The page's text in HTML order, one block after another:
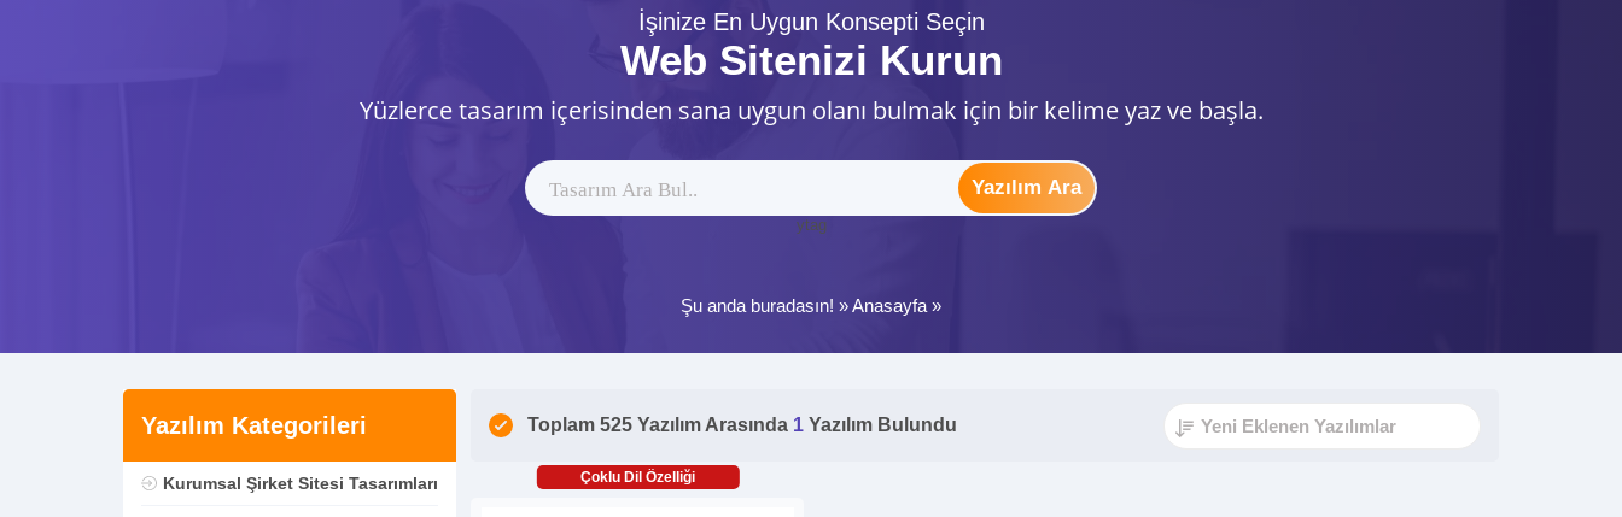
İşinize En Uygun Konsepti Seçin
Web Sitenizi Kurun
Yüzlerce tasarım içerisinden sana uygun olanı bulmak için bir kelime yaz ve başla.
Yazılım Ara
ytag
Şu anda buradasın! »Anasayfa »
Yazılım Kategorileri
Kurumsal Şirket Sitesi Tasarımları
Toplam 525 Yazılım Arasında 1 Yazılım Bulundu
Çoklu Dil Özelliği